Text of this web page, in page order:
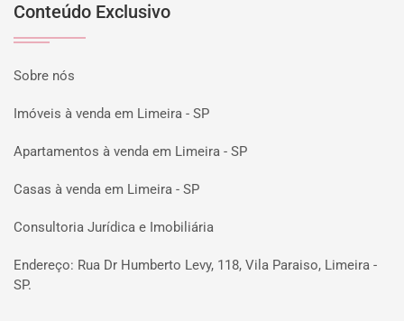
Conteúdo Exclusivo
Sobre nós
Imóveis à venda em Limeira - SP
Apartamentos à venda em Limeira - SP
Casas à venda em Limeira - SP
Consultoria Jurídica e Imobiliária
Endereço: Rua Dr Humberto Levy, 118, Vila Paraiso, Limeira -
SP.